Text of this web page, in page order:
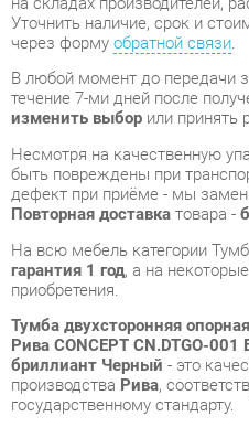
Несмотря на качественную
быть повреждены при
Повторная доставка товара -
На всю мебель категории
приобретения.
Тумба двухсторонняя
Рива CONCEPT CN.DTGO-001
бриллиант Черный
- это
производстваРива,
государственному стандарту.
Надеемся, вы останетесь
будем рады, если вы оставите
использования, который
будущим покупателям.
Кроме формы обратной связи
консультацию, фото и